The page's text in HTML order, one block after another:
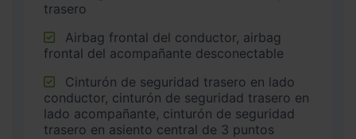
trasero
frontal del acompañante desconectable
conductor, cinturón de seguridad trasero en
lado acompañante, cinturón de seguridad
trasero en asiento central de 3 puntos